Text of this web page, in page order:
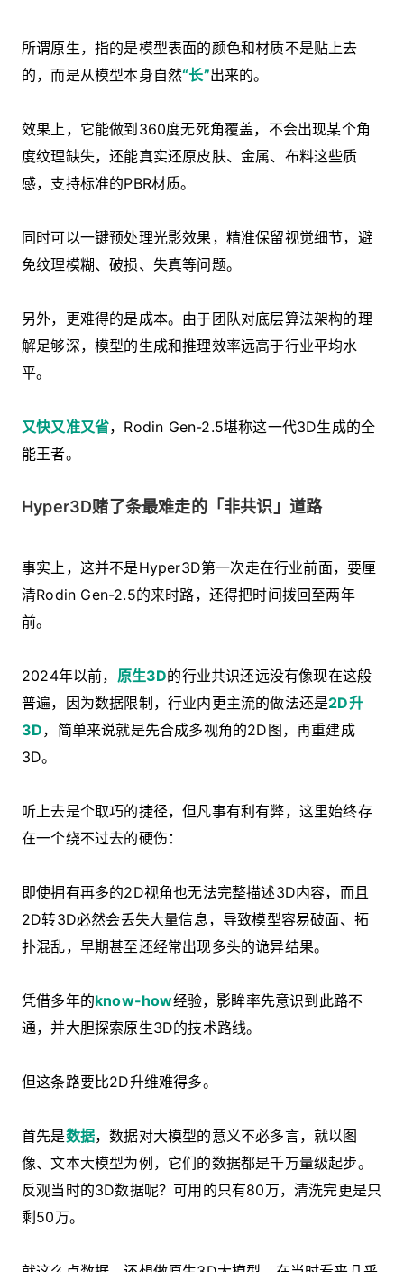
所谓原生，指的是模型表面的颜色和材质不是贴上去
的，而是从模型本身自然“长”出来的。
效果上，它能做到360度无死角覆盖，不会出现某个角
度纹理缺失，还能真实还原皮肤、金属、布料这些质
感，支持标准的PBR材质。
同时可以一键预处理光影效果，精准保留视觉细节，避
免纹理模糊、破损、失真等问题。
另外，更难得的是成本。由于团队对底层算法架构的理
解足够深，模型的生成和推理效率远高于行业平均水
平。
又快又准又省，Rodin Gen-2.5堪称这一代3D生成的全
能王者。
Hyper3D赌了条最难走的「非共识」道路
事实上，这并不是Hyper3D第一次走在行业前面，要厘
清Rodin Gen-2.5的来时路，还得把时间拨回至两年
前。
2024年以前， 原生3D的行业共识还远没有像现在这般
普遍，因为数据限制，行业内更主流的做法还是2D升
3D，简单来说就是先合成多视角的2D图，再重建成
3D。
听上去是个取巧的捷径，但凡事有利有弊，这里始终存
在一个绕不过去的硬伤：
即使拥有再多的2D视角也无法完整描述3D内容，而且
2D转3D必然会丢失大量信息，导致模型容易破面、拓
扑混乱，早期甚至还经常出现多头的诡异结果。
凭借多年的know-how经验，影眸率先意识到此路不
通，并大胆探索原生3D的技术路线。
但这条路要比2D升维难得多。
首先是数据，数据对大模型的意义不必多言，就以图
像、文本大模型为例，它们的数据都是千万量级起步。
反观当时的3D数据呢？可用的只有80万，清洗完更是只
剩50万。